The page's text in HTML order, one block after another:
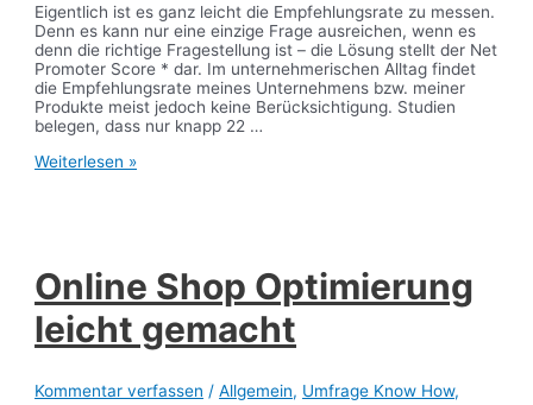
Eigentlich ist es ganz leicht die Empfehlungsrate zu messen.
Denn es kann nur eine einzige Frage ausreichen, wenn es
denn die richtige Fragestellung ist – die Lösung stellt der Net
Promoter Score * dar. Im unternehmerischen Alltag findet
die Empfehlungsrate meines Unternehmens bzw. meiner
Produkte meist jedoch keine Berücksichtigung. Studien
belegen, dass nur knapp 22 …
Net-
Weiterlesen »
Online Shop Optimierung
leicht gemacht
Kommentar verfassen /Allgemein, Umfrage Know How,